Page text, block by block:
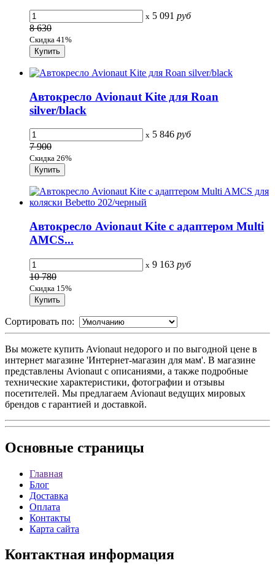
x 5 091 руб
8 630
Скидка 41%
Автокресло Avionaut Kite для Roan
silver/black
x 5 846 руб
7 900
Скидка 26%
Автокресло Avionaut Kite с адаптером Multi
AMCS...
x 9 163 руб
10 780
Скидка 15%
Сортировать по:
Вы можете купить Avionaut недорого и по выгодной цене в
интернет магазине 'Интернет-магазин для мам'. В магазине
представлены Avionaut с описаниями, а также подробные
технические характеристики, фотографии и отзывы
посетителей. Мы предлагаем Avionaut ведущих мировых
брендов с гарантией и доставкой.
Основные страницы
Главная
Блог
Доставка
Оплата
Контакты
Карта сайта
Контактная информация